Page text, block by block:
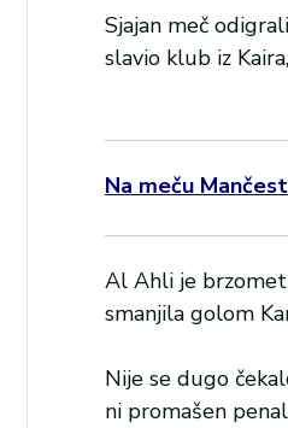
Sjajan meč
slavio klub iz
Na meču
Al Ahli je
smanjila golom
Nije se dugo
ni promašen